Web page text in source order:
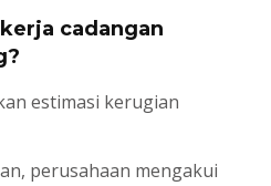
cadangan
estimasi kerugian
perusahaan mengakui